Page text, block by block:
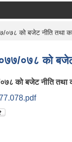
०७८ को बजेट नीति तथा
०७८ को
को बजेट नीति तथा